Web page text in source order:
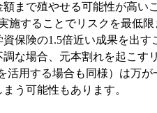
まで殖やせる可能性が高い
施することでリスクを最低
保険の1.5倍近い成果を出す
な場合、元本割れを起こす
活用する場合も同様）は万
う可能性もあります。